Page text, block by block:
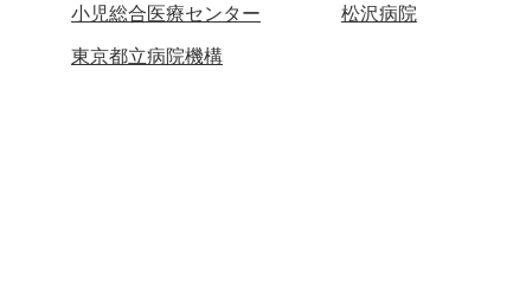
小児総合医療センター 松沢病院
東京都立病院機構